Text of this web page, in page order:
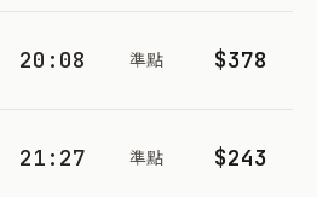
20:08 準點 $378
21:27 準點 $243